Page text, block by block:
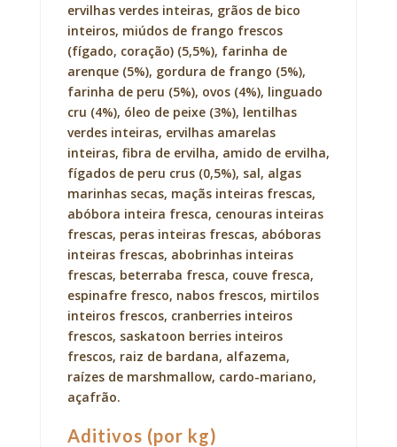
ervilhas verdes inteiras, grãos de bico
inteiros, miúdos de frango frescos
(fígado, coração) (5,5%), farinha de
arenque (5%), gordura de frango (5%),
farinha de peru (5%), ovos (4%), linguado
cru (4%), óleo de peixe (3%), lentilhas
verdes inteiras, ervilhas amarelas
inteiras, fibra de ervilha, amido de ervilha,
fígados de peru crus (0,5%), sal, algas
marinhas secas, maçãs inteiras frescas,
abóbora inteira fresca, cenouras inteiras
frescas, peras inteiras frescas, abóboras
inteiras frescas, abobrinhas inteiras
frescas, beterraba fresca, couve fresca,
espinafre fresco, nabos frescos, mirtilos
inteiros frescos, cranberries inteiros
frescos, saskatoon berries inteiros
frescos, raiz de bardana, alfazema,
raízes de marshmallow, cardo-mariano,
açafrão.
Aditivos (por kg)